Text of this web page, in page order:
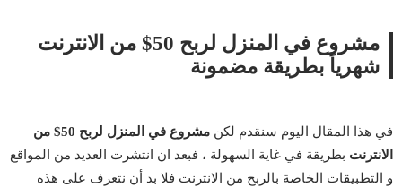
مشروع في المنزل لربح 50$ من الانترنت
شهرياً بطريقة مضمونة
في هذا المقال اليوم سنقدم لكن
مشروع في المنزل لربح 50$ من
الانترنت بطريقة في غاية السهولة ، فبعد ان انتشرت العديد من المواقع
و التطبيقات الخاصة بالربح من الانترنت فلا بد أن نتعرف على هذه